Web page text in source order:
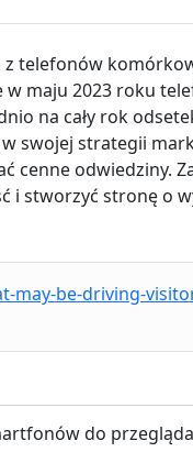
z telefonów
w maju 2023 roku
na cały rok
w swojej strategii
cenne odwiedziny.
i stworzyć stronę o
may-be-driving-
do